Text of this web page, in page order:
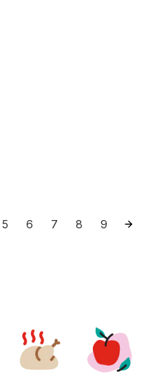
Dentifrice Sensibilité, menthe au
5 6 7 8 9